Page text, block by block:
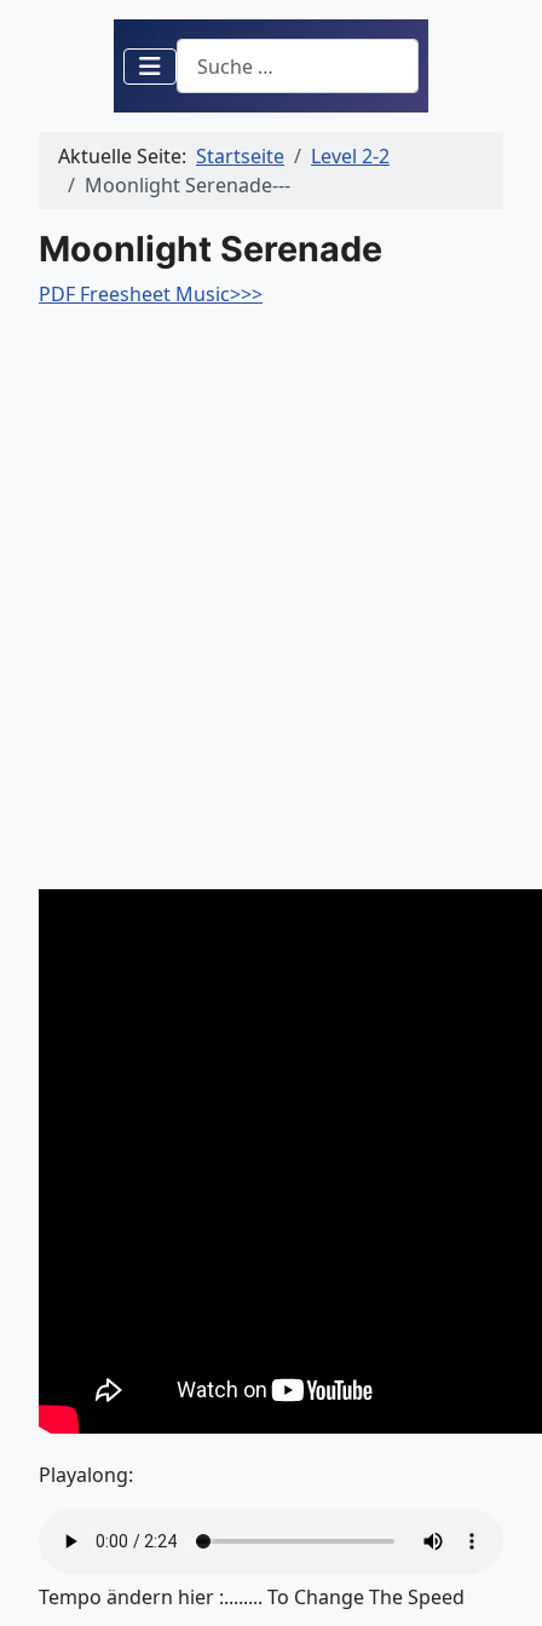
Suchen
Aktuelle Seite: Startseite
Level 2-2
Moonlight Serenade---
Moonlight Serenade
PDF Freesheet Music>>>
Playalong:
Tempo ändern hier :........ To Change The Speed